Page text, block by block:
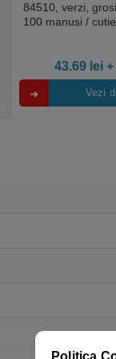
84510, verzi,
100 manusi /
43.69 lei +
Vezi